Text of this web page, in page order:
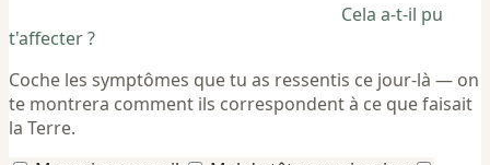
Cela a-t-il pu
t'affecter ?
Coche les symptômes que tu as ressentis ce jour-là — on
te montrera comment ils correspondent à ce que faisait
la Terre.